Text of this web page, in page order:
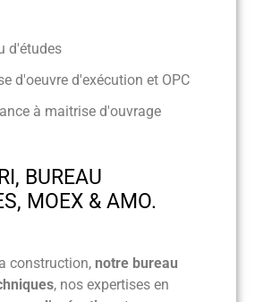
d'études
d'oeuvre d'exécution et OPC
à maitrise d'ouvrage
BUREAU
MOEX & AMO.
construction, notre bureau
, nos expertises en